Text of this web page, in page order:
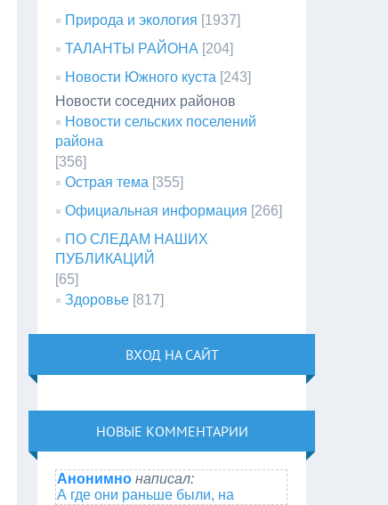
Природа и экология [1937]
ТАЛАНТЫ РАЙОНА [204]
Новости Южного куста [243]
Новости соседних районов
Новости сельских поселений
района
[356]
Острая тема [355]
Официальная информация [266]
ПО СЛЕДАМ НАШИХ
ПУБЛИКАЦИЙ
[65]
Здоровье [817]
ВХОД НА САЙТ
НОВЫЕ КОММЕНТАРИИ
Анонимно написал:
А где они раньше были, на